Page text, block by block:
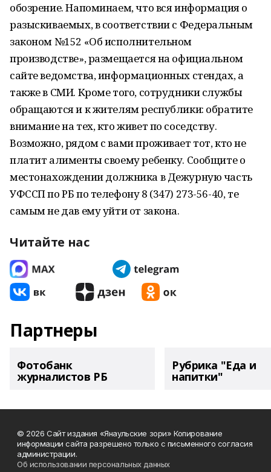
обозрение. Напоминаем, что вся информация о
разыскиваемых, в соответствии с Федеральным
законом №152 «Об исполнительном
производстве», размещается на официальном
сайте ведомства, информационных стендах, а
также в СМИ. Кроме того, сотрудники службы
обращаются и к жителям республики: обратите
внимание на тех, кто живет по соседству.
Возможно, рядом с вами проживает тот, кто не
платит алименты своему ребенку. Сообщите о
местонахождении должника в Дежурную часть
УФССП по РБ по телефону 8 (347) 273-56-40, те
самым не дав ему уйти от закона.
Читайте нас
Партнеры
Фотобанк
журналистов РБ
Рубрика "Еда и
напитки"
© 2026 Сайт издания «Янаульские зори» Копирование
информации сайта разрешено только с письменного согласия
администрации.
Об использовании персональных данных